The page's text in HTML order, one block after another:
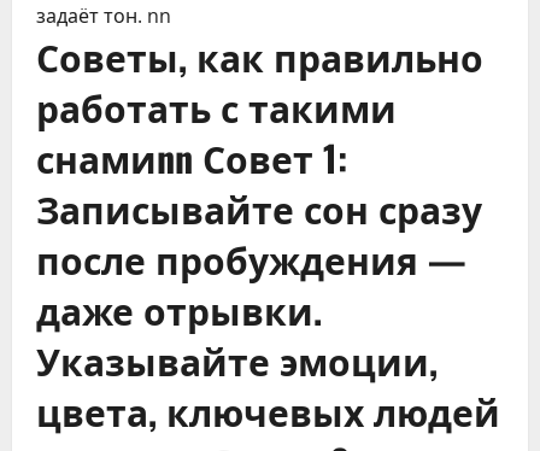
задаёт тон. nn
Советы, как правильно
работать с такими
снамиnn Совет 1:
Записывайте сон сразу
после пробуждения —
даже отрывки.
Указывайте эмоции,
цвета, ключевых людей